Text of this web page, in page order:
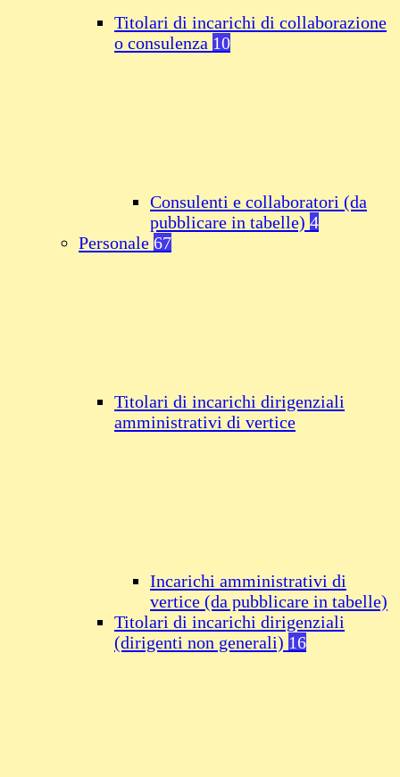
Titolari di incarichi di collaborazione
o consulenza 10
Consulenti e collaboratori (da
pubblicare in tabelle) 4
Personale 67
Titolari di incarichi dirigenziali
amministrativi di vertice
Incarichi amministrativi di
vertice (da pubblicare in tabelle)
Titolari di incarichi dirigenziali
(dirigenti non generali) 16